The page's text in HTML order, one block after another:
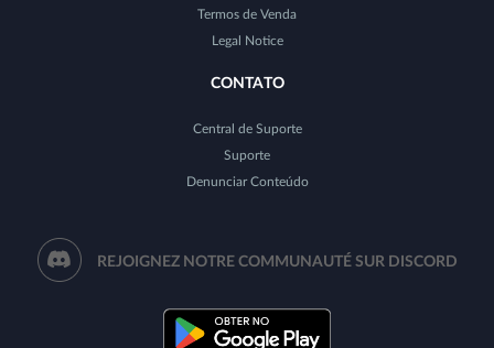
Termos de Venda
Legal Notice
CONTATO
Central de Suporte
Suporte
Denunciar Conteúdo
REJOIGNEZ NOTRE COMMUNAUTÉ SUR DISCORD